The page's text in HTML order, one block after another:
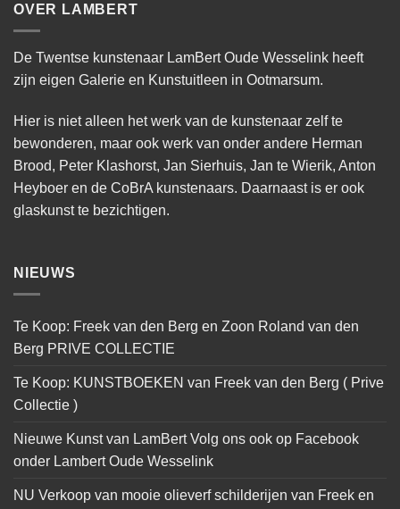
OVER LAMBERT
De Twentse kunstenaar LamBert Oude Wesselink heeft
zijn eigen Galerie en Kunstuitleen in Ootmarsum.
Hier is niet alleen het werk van de kunstenaar zelf te
bewonderen, maar ook werk van onder andere Herman
Brood, Peter Klashorst, Jan Sierhuis, Jan te Wierik, Anton
Heyboer en de CoBrA kunstenaars. Daarnaast is er ook
glaskunst te bezichtigen.
NIEUWS
Te Koop: Freek van den Berg en Zoon Roland van den
Berg PRIVE COLLECTIE
Te Koop: KUNSTBOEKEN van Freek van den Berg ( Prive
Collectie )
Nieuwe Kunst van LamBert Volg ons ook op Facebook
onder Lambert Oude Wesselink
NU Verkoop van mooie olieverf schilderijen van Freek en